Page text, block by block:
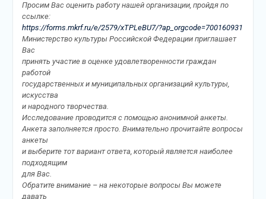
Просим Вас оценить работу нашей организации, пройдя по
ссылке:
https://forms.mkrf.ru/e/2579/xTPLeBU7/?ap_orgcode=700160931
Министерство культуры Российской Федерации приглашает
Вас
принять участие в оценке удовлетворенности граждан
работой
государственных и муниципальных организаций культуры,
искусства
и народного творчества.
Исследование проводится с помощью анонимной анкеты.
Анкета заполняется просто. Внимательно прочитайте вопросы
анкеты
и выберите тот вариант ответа, который является наиболее
подходящим
для Вас.
Обратите внимание – на некоторые вопросы Вы можете
давать